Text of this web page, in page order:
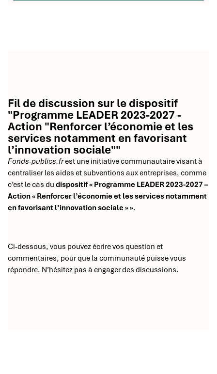
Fil de discussion sur le dispositif
"Programme LEADER 2023-2027 -
Action "Renforcer l’économie et les
services notamment en favorisant
l’innovation sociale""
Fonds-publics.frest une initiative communautaire visant à
centraliser les aides et subventions aux entreprises, comme
c’est le cas du dispositif « Programme LEADER 2023-2027 –
Action « Renforcer l’économie et les services notamment
en favorisant l’innovation sociale » ».
Ci-dessous, vous pouvez écrire vos question et
commentaires, pour que la communauté puisse vous
répondre. N’hésitez pas à engager des discussions.